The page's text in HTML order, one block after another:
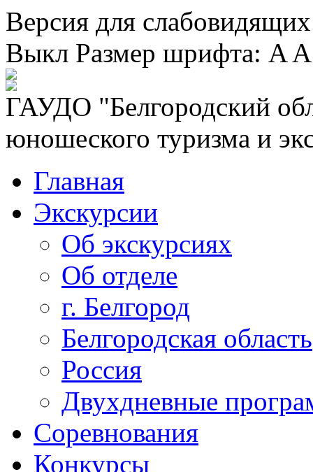
Версия для
Выкл Размер шрифта: A A
ГАУДО "Белгородский
юношеского туризма и
Главная
Экскурсии
Об экскурсиях
Об отделе
г. Белгород
Белгородская область
Россия
Двухдневные
Соревнования
Конкурсы